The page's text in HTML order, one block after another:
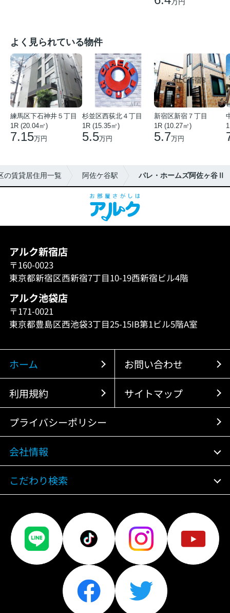
よく見られている物件
練馬区下石神井５丁目
1R (20.04㎡)
7.15万円
杉並区西荻北４丁目
1R (15.35㎡)
5.5万円
新宿区新宿７丁目
1R (10.27㎡)
5.7万円
の賃貸居住用一覧 阿佐ケ谷駅 パレ・ホームズ阿佐ヶ谷Ⅱ
アルク新宿店
〒160-0023
東京都新宿区西新宿7丁目10-19西新宿ビル4階
アルク池袋店
〒171-0021
東京都豊島区西池袋3丁目25-15IB第1ビル5階A室
ホーム お問い合わせ
利用規約 サイトマップ
プライバシーポリシー
会社情報
こだわり検索